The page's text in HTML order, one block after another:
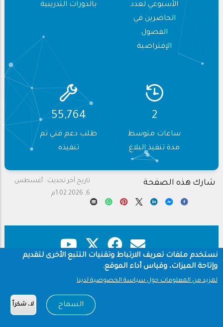
الأسبوعي لعدد
الحاضرين في
الفصول
الإفتراضية
بالدورات التدريبية
3
ساعات متوسط
مدة تنفيذ البلاغ
70,972
طلب دعم فني تم
تنفيذه
تاريخ آخر تحديث : أغسطس
6, 2026 1:02م
شارك هذه الصفحة
نستخدم ملفات تعريف الارتباط وتقنيات التتبع الأخرى لتقديم
وإتاحة الميزات، وقياس أداء الموقع.
لمزيد من المعلومات حول سياسة الخصوصية لدينا
السماح لا، شكراً